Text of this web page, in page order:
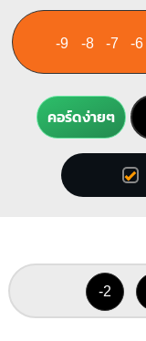
-9 -8 -7 -6
คอร์ดง่ายๆ
-2